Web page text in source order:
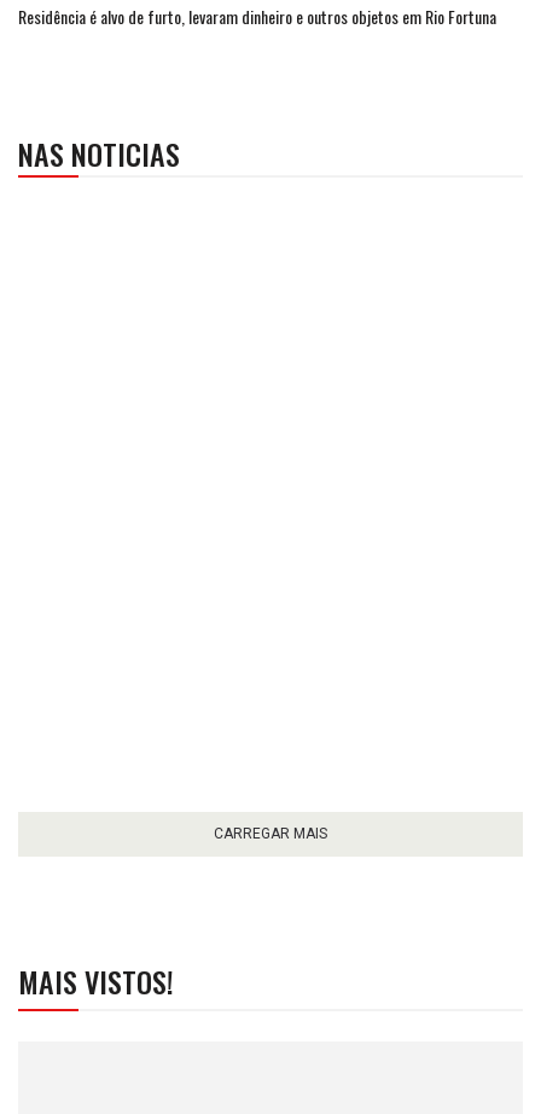
Residência é alvo de furto, levaram dinheiro e outros objetos em Rio Fortuna
NAS NOTICIAS
CARREGAR MAIS
MAIS VISTOS!